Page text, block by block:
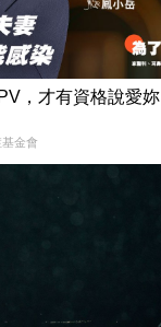
，才有資格說愛妳
金會